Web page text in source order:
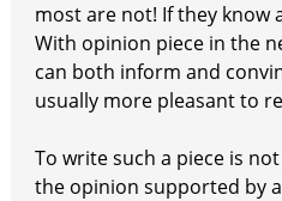
most are not! If they know
With opinion piece in the
can both inform and
usually more pleasant to
To write such a piece is
the opinion supported by